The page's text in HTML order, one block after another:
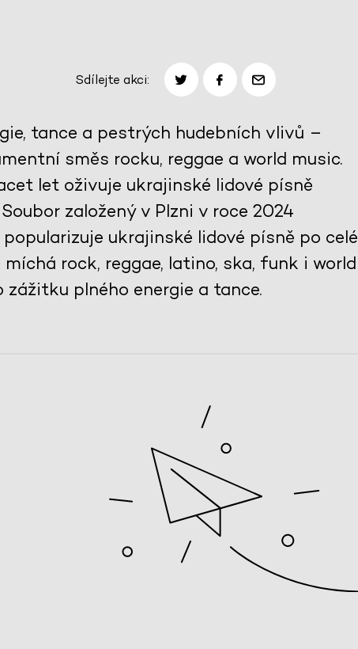
Sdílejte akci:
tance a pestrých hudebních vlivů –
směs rocku, reggae a world music.
let oživuje ukrajinské lidové písně
založený v Plzni v roce 2024
ukrajinské lidové písně po celé
rock, reggae, latino, ska, funk i world
plného energie a tance.